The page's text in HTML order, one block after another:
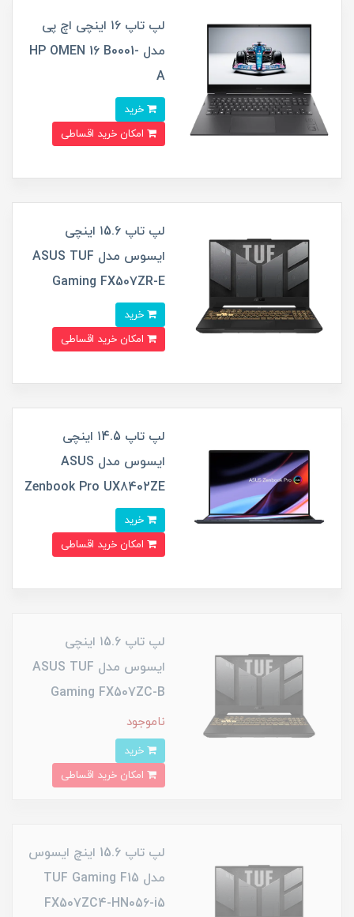
لپ تاپ ۱۶ اینچی اچ پی
مدل HP OMEN 16 B0001-
لپ تاپ ۱5.6 اینچی
ایسوس مدل ASUS TUF
Gaming FX507ZR-E
لپ تاپ ۱4.5 اینچی
ایسوس مدل ASUS
Zenbook Pro UX8402ZE
لپ تاپ ۱5.6 اینچی
ایسوس مدل ASUS TUF
Gaming FX507ZC-B
ناموجود
لپ تاپ 15.6 اینچ ایسوس
مدل TUF Gaming F15
FX507ZC4-HN056-i5